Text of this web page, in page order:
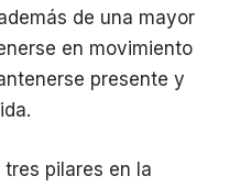
de una mayor
en movimiento
presente y
pilares en la